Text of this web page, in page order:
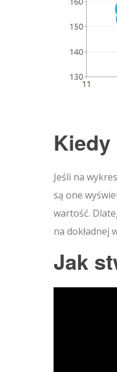
Jeśli na
są one
wartość.
na dokładnej
Jak